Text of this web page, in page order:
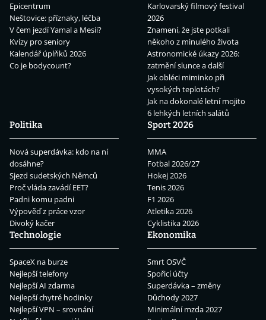
Epicentrum
Neštovice: příznaky, léčba
V čem jezdí Yamal a Mesii?
Kvízy pro seniory
Kalendář úplňků 2026
Co je bodycount?
Karlovarský filmový festival
2026
Znamení, že jste potkali
někoho z minulého života
Astronomické úkazy 2026:
zatmění slunce a další
Jak obléci miminko při
vysokých teplotách?
Jak na dokonalé letní mojito
6 lehkých letních salátů
Politika
Nová superdávka: kdo na ní
dosáhne?
Sjezd sudetských Němců
Proč vláda zavádí EET?
Padni komu padni
Výpověď z práce vzor
Divoký kačer
Sport 2026
MMA
Fotbal 2026/27
Hokej 2026
Tenis 2026
F1 2026
Atletika 2026
Cyklistika 2026
Technologie
SpaceX na burze
Nejlepší telefony
Nejlepší AI zdarma
Nejlepší chytré hodinky
Nejlepší VPN – srovnání
Ekonomika
Smrt OSVČ
Spořicí účty
Superdávka – změny
Důchody 2027
Minimální mzda 2027